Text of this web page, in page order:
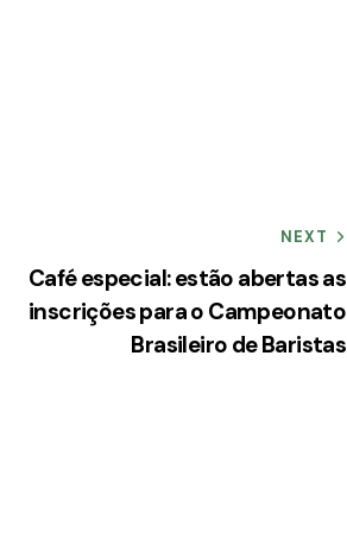
NEXT
Café especial: estão abertas as
inscrições para o Campeonato
Brasileiro de Baristas